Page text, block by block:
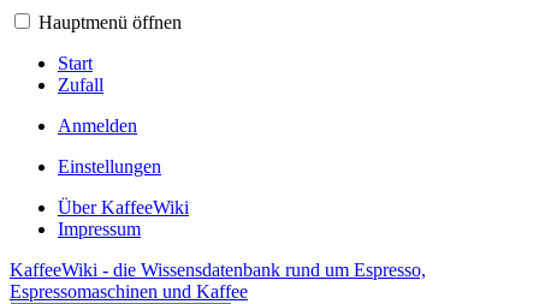
Hauptmenü öffnen
Start
Zufall
Anmelden
Einstellungen
Über KaffeeWiki
Impressum
KaffeeWiki - die Wissensdatenbank rund um Espresso,
Espressomaschinen und Kaffee